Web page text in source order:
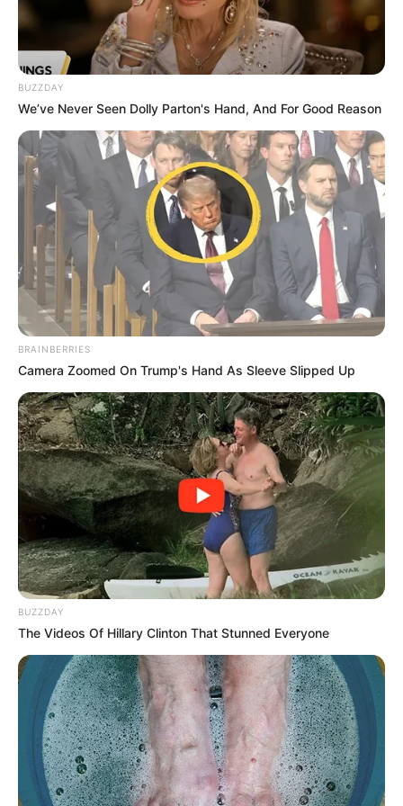
und deftig.
Vegane Variante
Statt Eier kannst du 2 EL gemahlene Leinsamen
mit 6 EL Wasser verrühren und kurz quellen
lassen. Dieses „Leinsamen-Ei“ bindet die Masse
perfekt.
Die besten Beilagen zu
Gemüsepuffern
Gemüsepuffer schmecken pur schon
hervorragend, aber mit passenden Beilagen
werden sie zum kulinarischen Highlight.
Joghurt-Dip: Frisch, cremig und leicht –
perfekt mit Knoblauch und Kräutern.
Apfelmus
: Der süß-saure Klassiker zu
Kartoffelpuffern passt auch wunderbar
zu Gemüsepuffern.
Gericht leicht und gesund ab.
Tzatziki: Griechischer Joghurt mit Gurke
und Knoblauch – ideal für eine
mediterrane Note.
BUZZDAY
We’ve Never Seen Dolly Parton's Hand, And For Good Reason
BRAINBERRIES
Camera Zoomed On Trump's Hand As Sleeve Slipped Up
BUZZDAY
The Videos Of Hillary Clinton That Stunned Everyone